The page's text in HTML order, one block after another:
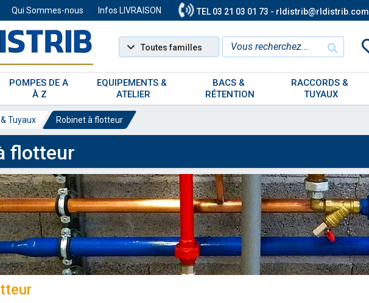
Qui Sommes-nous Infos LIVRAISON TEL 03 21 03 01 73 - rldistrib@rldistrib.com
POMPES DE A
À Z
EQUIPEMENTS &
ATELIER
BACS &
RÉTENTION
RACCORDS &
TUYAUX
Toutes familles
Tuyaux Robinet à flotteur
flotteur